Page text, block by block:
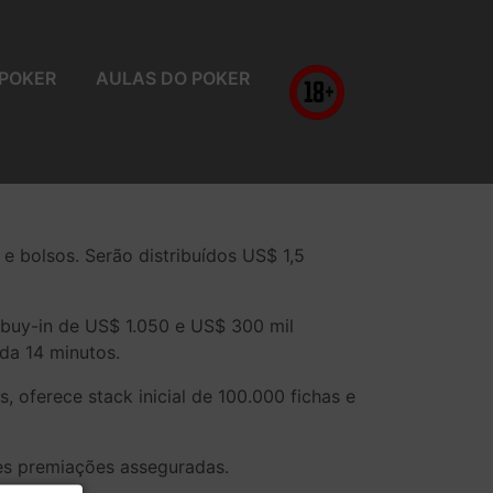
AULAS DO POKER
bolsos. Serão distribuídos US$ 1,5
in de US$ 1.050 e US$ 300 mil
14 minutos.
oferece stack inicial de 100.000 fichas e
premiações asseguradas.